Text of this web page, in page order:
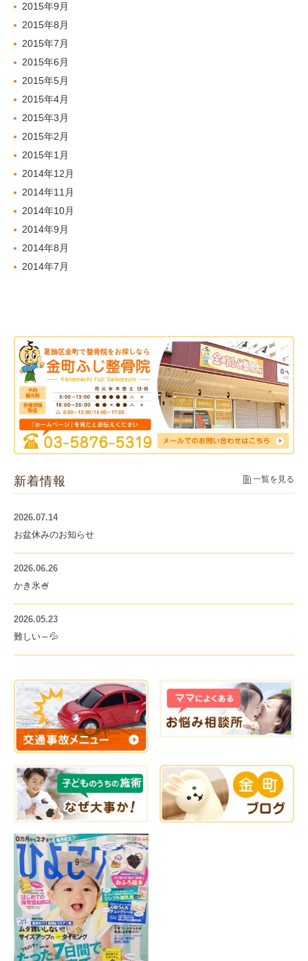
2015年9月
2015年8月
2015年7月
2015年6月
2015年5月
2015年4月
2015年3月
2015年2月
2015年1月
2014年12月
2014年11月
2014年10月
2014年9月
2014年8月
2014年7月
新着情報 一覧を見る
2026.07.14
お盆休みのお知らせ
2026.06.26
かき氷🍧
2026.05.23
難しい～💦